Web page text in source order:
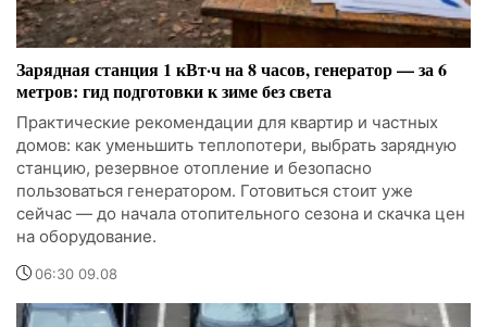
Зарядная станция 1 кВт·ч на 8 часов, генератор — за 6
метров: гид подготовки к зиме без света
Практические рекомендации для квартир и частных
домов: как уменьшить теплопотери, выбрать зарядную
станцию, резервное отопление и безопасно
пользоваться генератором. Готовиться стоит уже
сейчас — до начала отопительного сезона и скачка цен
на оборудование.
06:30 09.08